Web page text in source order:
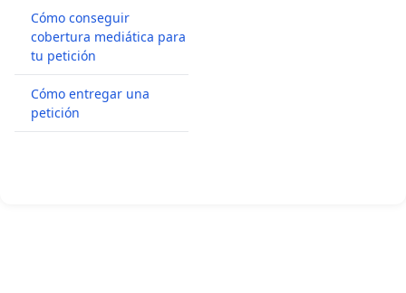
Cómo conseguir
cobertura mediática para
tu petición
Cómo entregar una
petición